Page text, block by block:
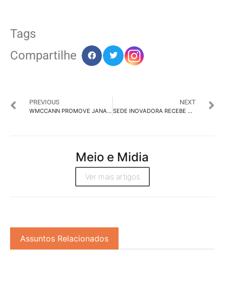
Tags
Compartilhe
PREVIOUS
WMCCANN PROMOVE JANAINA YANA E FERNANDA DUCA A VPs DE NEGÓCIOS
NEXT
SEDE INOVADORA RECEBE STAKEHOLDERS-CHAVE EM LANÇAMENTO CUIDADOSAMENTE PLANEJADO
Meio e Midia
Ver mais artigos
Assuntos Relacionados